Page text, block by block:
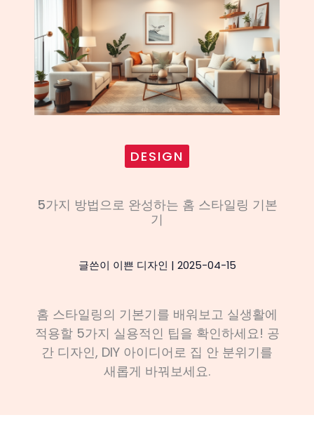
DESIGN
5가지 방법으로 완성하는 홈 스타일링 기본
기
글쓴이 이쁜 디자인 | 2025-04-15
홈 스타일링의 기본기를 배워보고 실생활에
적용할 5가지 실용적인 팁을 확인하세요! 공
간 디자인, DIY 아이디어로 집 안 분위기를
새롭게 바꿔보세요.